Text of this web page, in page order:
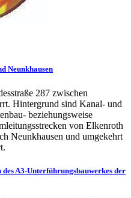
Neunkhausen
287 zwischen
Hintergrund sind Kanal- und
beziehungsweise
von Elkenroth
Neunkhausen und umgekehrt
A3-Unterführungsbauwerkes der